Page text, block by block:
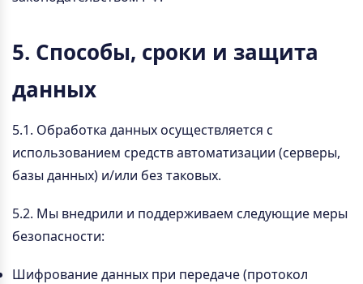
5. Способы, сроки и защита
данных
5.1. Обработка данных осуществляется с
использованием средств автоматизации (серверы,
базы данных) и/или без таковых.
5.2. Мы внедрили и поддерживаем следующие меры
безопасности:
Шифрование данных при передаче (протокол